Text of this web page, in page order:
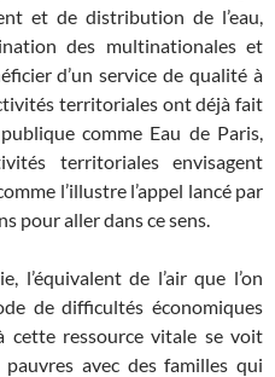
et de distribution de l’eau,
des multinationales et
d’un service de qualité à
territoriales ont déjà fait
comme Eau de Paris,
territoriales envisagent
l’illustre l’appel lancé par
pour aller dans ce sens.
l’équivalent de l’air que l’on
de difficultés économiques
cette ressource vitale se voit
avec des familles qui